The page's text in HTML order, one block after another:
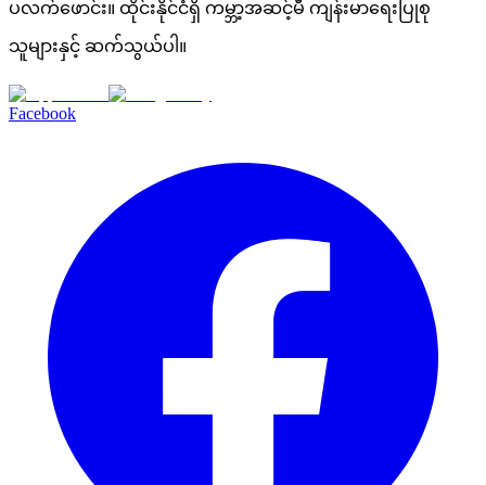
ပလက်ဖောင်း။ ထိုင်းနိုင်ငံရှိ ကမ္ဘာ့အဆင့်မီ ကျန်းမာရေးပြုစု
သူများနှင့် ဆက်သွယ်ပါ။
Facebook